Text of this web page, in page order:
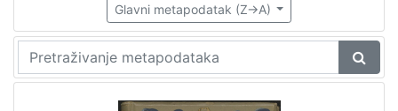
2
Nakladnička
Glavni metapodatak (Z->A)